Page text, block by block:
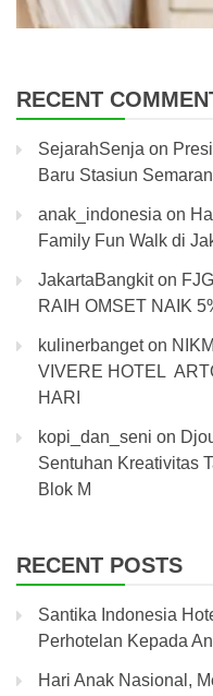
RECENT
SejarahSenja on
Baru Stasiun
anak_indonesia on
Family Fun Walk di
JakartaBangkiton
RAIH OMSET NAIK
kulinerbangeton
VIVERE HOTEL
HARI
kopi_dan_seni on
Sentuhan Kreativitas
Blok M
RECENT POSTS
Santika Indonesia
Perhotelan Kepada
Hari Anak Nasional,